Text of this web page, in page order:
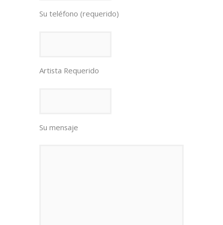
Su teléfono (requerido)
Artista Requerido
Su mensaje